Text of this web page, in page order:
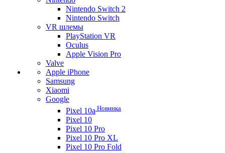
Nintendo Switch 2
Nintendo Switch
VR шлемы
PlayStation VR
Oculus
Apple Vision Pro
Valve
Apple iPhone
Samsung
Xiaomi
Google
Pixel 10a Новинка
Pixel 10
Pixel 10 Pro
Pixel 10 Pro XL
Pixel 10 Pro Fold